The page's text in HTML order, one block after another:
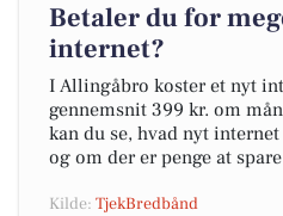
Betaler du for
internet?
I Allingåbro koster et nyt
gennemsnit 399 kr. om
kan du se, hvad nyt
og om der er penge at
Kilde: TjekBredbånd